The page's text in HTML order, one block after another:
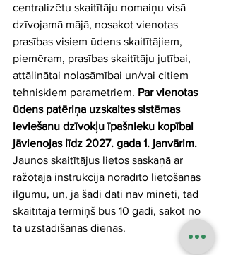
centralizētu skaitītāju nomaiņu visā
dzīvojamā mājā, nosakot vienotas
prasības visiem ūdens skaitītājiem,
piemēram, prasības skaitītāju jutībai,
attālinātai nolasāmībai un/vai citiem
tehniskiem parametriem. Par vienotas
ūdens patēriņa uzskaites sistēmas
ieviešanu dzīvokļu īpašnieku kopībai
jāvienojas līdz 2027. gada 1. janvārim.
Jaunos skaitītājus lietos saskaņā ar
ražotāja instrukcijā norādīto lietošanas
ilgumu, un, ja šādi dati nav minēti, tad
skaitītāja termiņš būs 10 gadi, sākot no
tā uzstādīšanas dienas.